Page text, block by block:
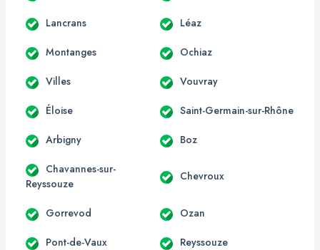
Lancrans Léaz
Montanges Ochiaz
Villes Vouvray
Éloise Saint-Germain-sur-Rhône
Arbigny Boz
Chavannes-sur-
Reyssouze
Chevroux
Gorrevod Ozan
Pont-de-Vaux Reyssouze